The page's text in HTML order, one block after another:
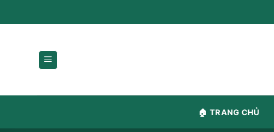
content
🏠 TRANG CHỦ